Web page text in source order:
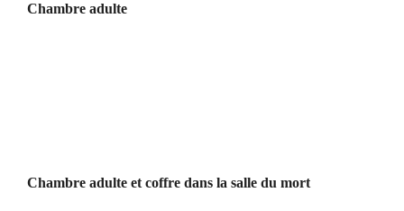
Chambre adulte
Chambre adulte et coffre dans la salle du mort